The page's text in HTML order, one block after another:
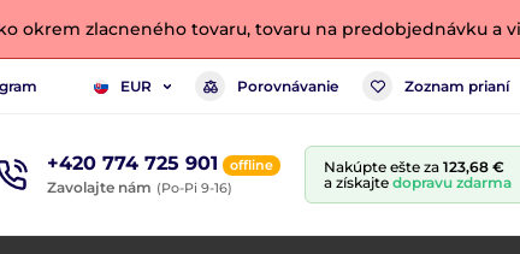
okrem zlacneného tovaru, tovaru na predobjednávku a
EUR Porovnávanie Zoznam prianí
+420 774 725 901 offline
Zavolajte nám (Po-Pi 9-16)
Nakúpte ešte za 123,68 €
a získajte dopravu zdarma